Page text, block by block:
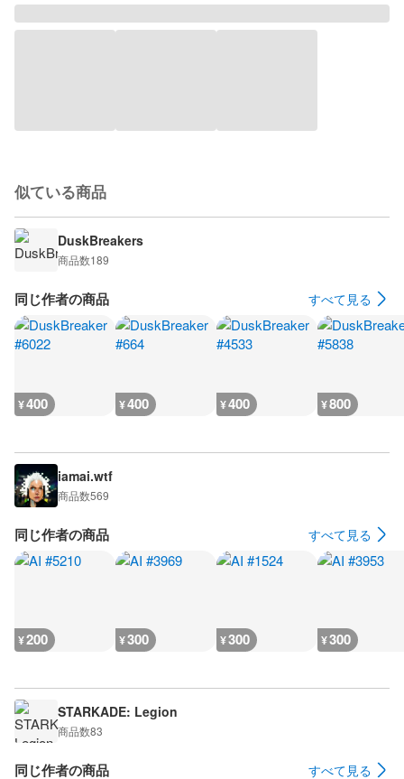
似ている商品
DuskBreakers
商品数189
同じ作者の商品 すべて見る
¥400 ¥400 ¥400 ¥800
iamai.wtf
商品数569
同じ作者の商品 すべて見る
¥200 ¥300 ¥300 ¥300
STARKADE: Legion
商品数83
同じ作者の商品 すべて見る